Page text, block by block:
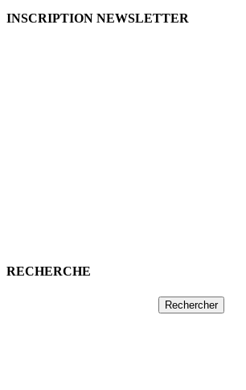
INSCRIPTION NEWSLETTER
RECHERCHE